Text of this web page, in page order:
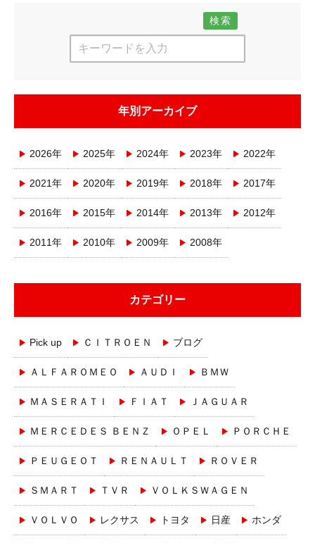
検索
年別アーカイブ
2026年 2025年 2024年 2023年 2022年
2021年 2020年 2019年 2018年 2017年
2016年 2015年 2014年 2013年 2012年
2011年 2010年 2009年 2008年
カテゴリー
Pick up ＣＩＴＲＯＥＮ ブログ
ＡＬＦＡＲＯＭＥＯ ＡＵＤＩ ＢＭＷ
ＭＡＳＥＲＡＴＩ ＦＩＡＴ ＪＡＧＵＡＲ
ＭＥＲＣＥＤＥＳ ＢＥＮＺ ＯＰＥＬ ＰＯＲＣＨＥ
ＰＥＵＧＥＯＴ ＲＥＮＡＵＬＴ ＲＯＶＥＲ
ＳＭＡＲＴ ＴＶＲ ＶＯＬＫＳＷＡＧＥＮ
ＶＯＬＶＯ レクサス トヨタ 日産 ホンダ